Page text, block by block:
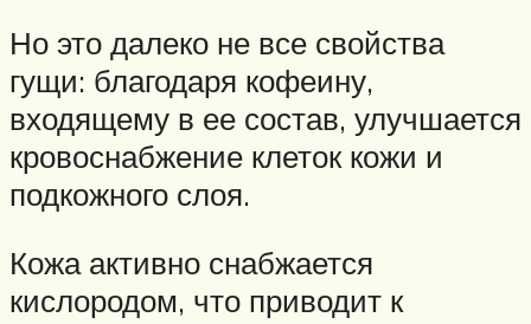
Но это далеко не все свойства
гущи: благодаря кофеину,
входящему в ее состав, улучшается
кровоснабжение клеток кожи и
подкожного слоя.
Кожа активно снабжается
кислородом, что приводит к